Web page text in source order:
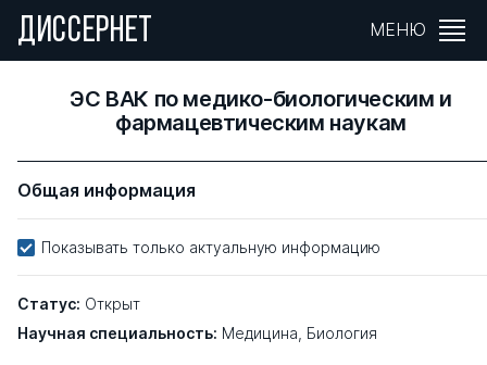
ДИССЕРНЕТ МЕНЮ
ЭС ВАК по медико-биологическим и
фармацевтическим наукам
Общая информация
Показывать только актуальную информацию
Статус: Открыт
Научная специальность: Медицина, Биология